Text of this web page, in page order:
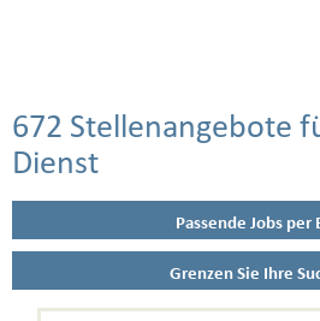
672 Stellenangebote
Dienst
Passende Jobs per
Grenzen Sie Ihre